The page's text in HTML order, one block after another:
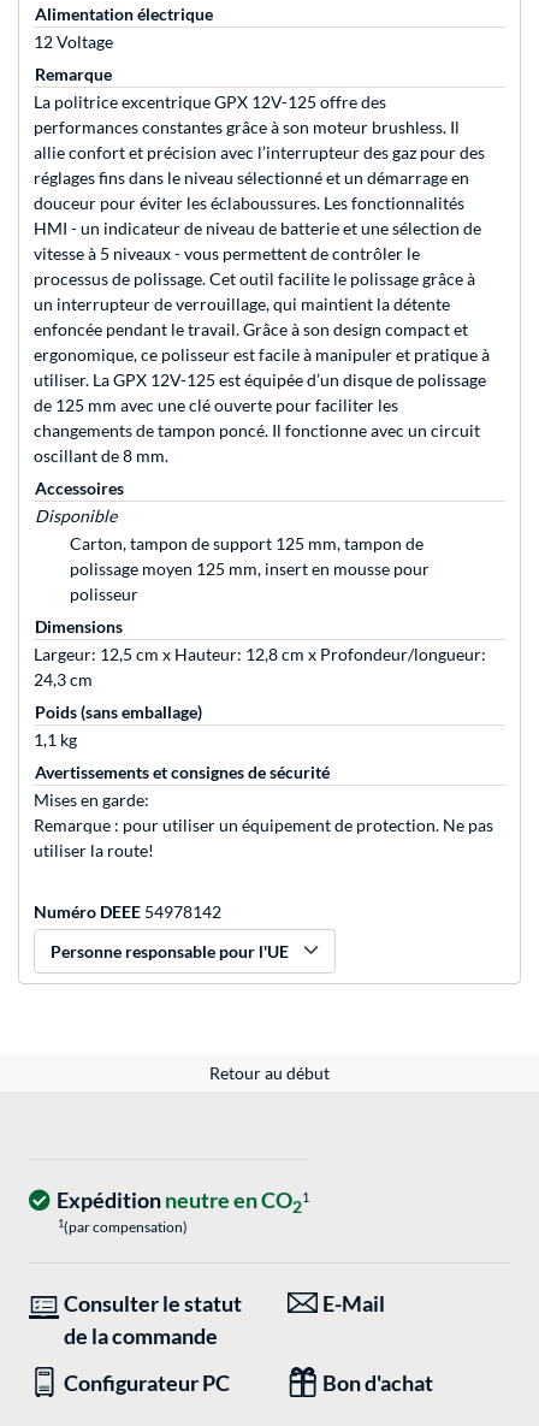
Alimentation électrique
12 Voltage
Remarque
La politrice excentrique GPX 12V-125 offre des
performances constantes grâce à son moteur brushless. Il
allie confort et précision avec l’interrupteur des gaz pour des
réglages fins dans le niveau sélectionné et un démarrage en
douceur pour éviter les éclaboussures. Les fonctionnalités
HMI - un indicateur de niveau de batterie et une sélection de
vitesse à 5 niveaux - vous permettent de contrôler le
processus de polissage. Cet outil facilite le polissage grâce à
un interrupteur de verrouillage, qui maintient la détente
enfoncée pendant le travail. Grâce à son design compact et
ergonomique, ce polisseur est facile à manipuler et pratique à
utiliser. La GPX 12V-125 est équipée d’un disque de polissage
de 125 mm avec une clé ouverte pour faciliter les
changements de tampon poncé. Il fonctionne avec un circuit
oscillant de 8 mm.
Accessoires
Disponible
Carton, tampon de support 125 mm, tampon de
polissage moyen 125 mm, insert en mousse pour
polisseur
Dimensions
Largeur: 12,5 cm x Hauteur: 12,8 cm x Profondeur/longueur:
24,3 cm
Poids (sans emballage)
1,1 kg
Avertissements et consignes de sécurité
Mises en garde:
Remarque : pour utiliser un équipement de protection. Ne pas
utiliser la route!
Numéro DEEE 54978142
Personne responsable pour l'UE
Retour au début
Expéditionneutre en CO21
1(par compensation)
Consulter le statut
de la commande
E-Mail
Configurateur PC Bon d'achat